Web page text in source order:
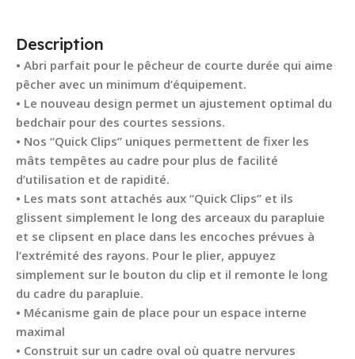
Description
• Abri parfait pour le pêcheur de courte durée qui aime
pêcher avec un minimum d’équipement.
• Le nouveau design permet un ajustement optimal du
bedchair pour des courtes sessions.
• Nos “Quick Clips” uniques permettent de fixer les
mâts tempêtes au cadre pour plus de facilité
d’utilisation et de rapidité.
• Les mats sont attachés aux “Quick Clips” et ils
glissent simplement le long des arceaux du parapluie
et se clipsent en place dans les encoches prévues à
l’extrémité des rayons. Pour le plier, appuyez
simplement sur le bouton du clip et il remonte le long
du cadre du parapluie.
• Mécanisme gain de place pour un espace interne
maximal
• Construit sur un cadre oval où quatre nervures